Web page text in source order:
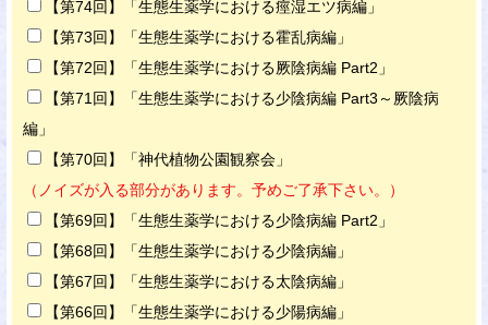
【第74回】「生態生薬学における痙湿エツ病編」
【第73回】「生態生薬学における霍乱病編」
【第72回】「生態生薬学における厥陰病編 Part2」
【第71回】「生態生薬学における少陰病編 Part3～厥陰病
編」
【第70回】「神代植物公園観察会」
（ノイズが入る部分があります。予めご了承下さい。）
【第69回】「生態生薬学における少陰病編 Part2」
【第68回】「生態生薬学における少陰病編」
【第67回】「生態生薬学における太陰病編」
【第66回】「生態生薬学における少陽病編」